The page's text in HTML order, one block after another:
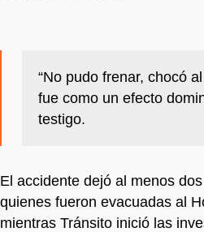
“No pudo frenar, chocó
fue como un efecto
testigo.
El accidente dejó al menos
quienes fueron evacuadas al
mientras Tránsito inició las